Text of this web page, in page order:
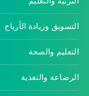
التسويق وزيادة الأرباح
التعليم والصحة
الرضاعة والتغذية